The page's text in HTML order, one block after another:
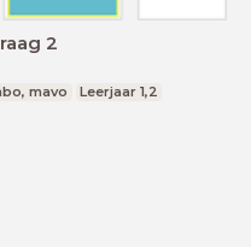
2
mavo Leerjaar 1,2